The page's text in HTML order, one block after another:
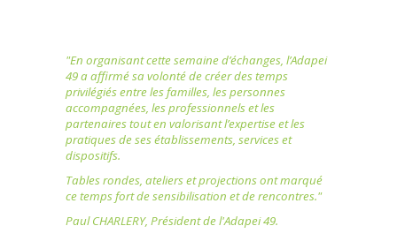
"En organisant cette semaine d’échanges, l’Adapei
49 a affirmé sa volonté de créer des temps
privilégiés entre les familles, les personnes
accompagnées, les professionnels et les
partenaires tout en valorisant l’expertise et les
pratiques de ses établissements, services et
dispositifs.
Tables rondes, ateliers et projections ont marqué
ce temps fort de sensibilisation et de rencontres."
Paul CHARLERY, Président de l'Adapei 49.